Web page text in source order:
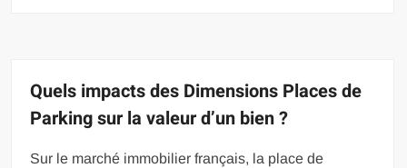
Quels impacts des Dimensions Places de
Parking sur la valeur d’un bien ?
Sur le marché immobilier français, la place de